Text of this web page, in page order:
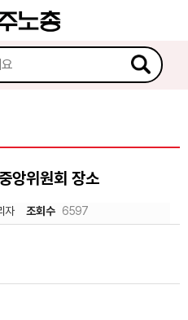
앙위원회 장소
자 조회수 6597
치북5
케치북5